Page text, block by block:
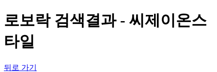
로보락 검색결과 - 씨제이온스
타일
뒤로 가기